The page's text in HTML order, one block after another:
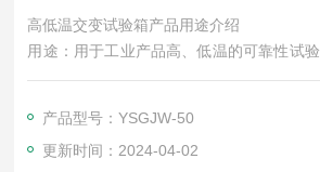
高低温交变试验箱产品用途介绍
用途：用于工业产品高、低温的可靠性试
摩托、航空航天、船舶兵器、高等院校、
标。产品具有较宽的温度控制范围。
产品型号：YSGJW-50
更新时间：2024-04-02